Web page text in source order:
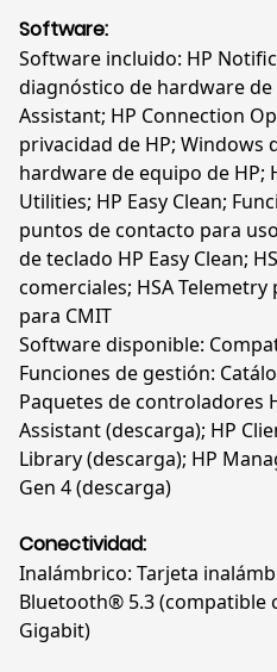
Software:
Software incluido: HP
diagnóstico de hardware
Assistant; HP Connection
privacidad de HP; Windows
hardware de equipo de HP;
Utilities; HP Easy Clean;
puntos de contacto para
de teclado HP Easy Clean;
comerciales; HSA Telemetry
para CMIT
Software disponible:
Funciones de gestión:
Paquetes de controladores
Assistant (descarga); HP
Library (descarga); HP
Gen 4 (descarga)
Conectividad:
Inalámbrico: Tarjeta
Bluetooth® 5.3 (compatible
Gigabit)